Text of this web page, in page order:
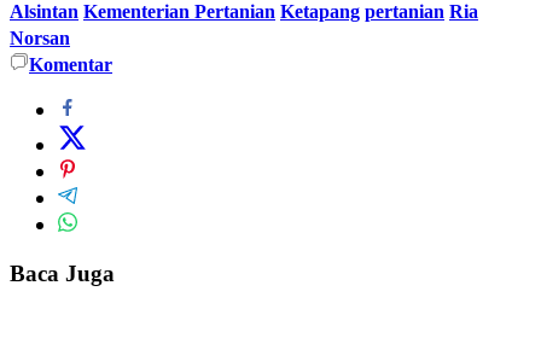
Alsintan Kementerian Pertanian Ketapang pertanian Ria
Norsan
Komentar
Baca Juga